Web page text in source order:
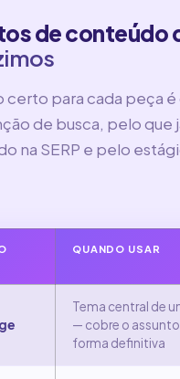
de conteúdo
certo para cada peça
de busca, pelo que
na SERP e pelo
QUANDO USAR
Tema central de
— cobre o
forma definitiva